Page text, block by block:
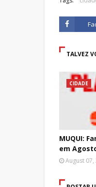
TALVEZ
CIDADE
MUQUI:
em
August 07,